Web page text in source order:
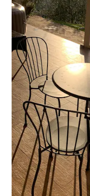
статую Білого коня.
для відпочинку,
галявиною з
власною доріжкою та
місцем.